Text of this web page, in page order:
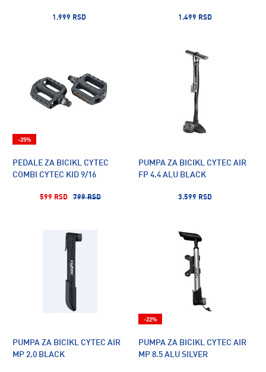
1.999 RSD 1.499 RSD
PEDALE ZA BICIKL CYTEC
COMBI CYTEC KID 9/16
599 RSD 799 RSD
-25%
PUMPA ZA BICIKL CYTEC AIR
FP 4.4 ALU BLACK
3.599 RSD
PUMPA ZA BICIKL CYTEC AIR
MP 2.0 BLACK
PUMPA ZA BICIKL CYTEC AIR
MP 8.5 ALU SILVER
-22%